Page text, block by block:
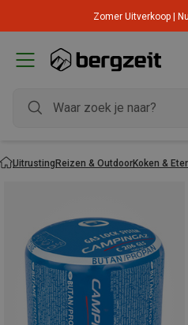
Zomer Uitverkoop |
UitrustingReizen & OutdoorKoken &